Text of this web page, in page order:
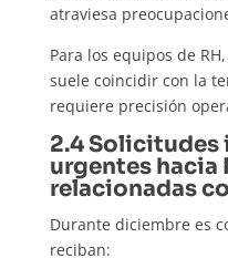
atraviesa
Para los equipos de
suele coincidir con la
requiere precisión
2.4 Solicitudes
urgentes hacia
relacionadas
Durante diciembre es
reciban: